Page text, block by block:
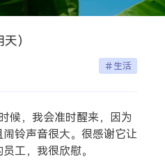
）
生活
候，我会准时醒来，因为
铃声音很大。很感谢它让
工，我很欣慰。